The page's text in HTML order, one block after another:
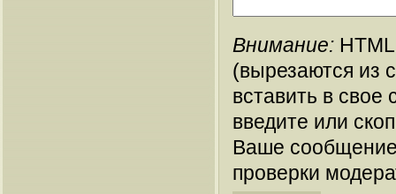
Внимание:
(вырезаются из
вставить в
введите или
Ваше
проверки